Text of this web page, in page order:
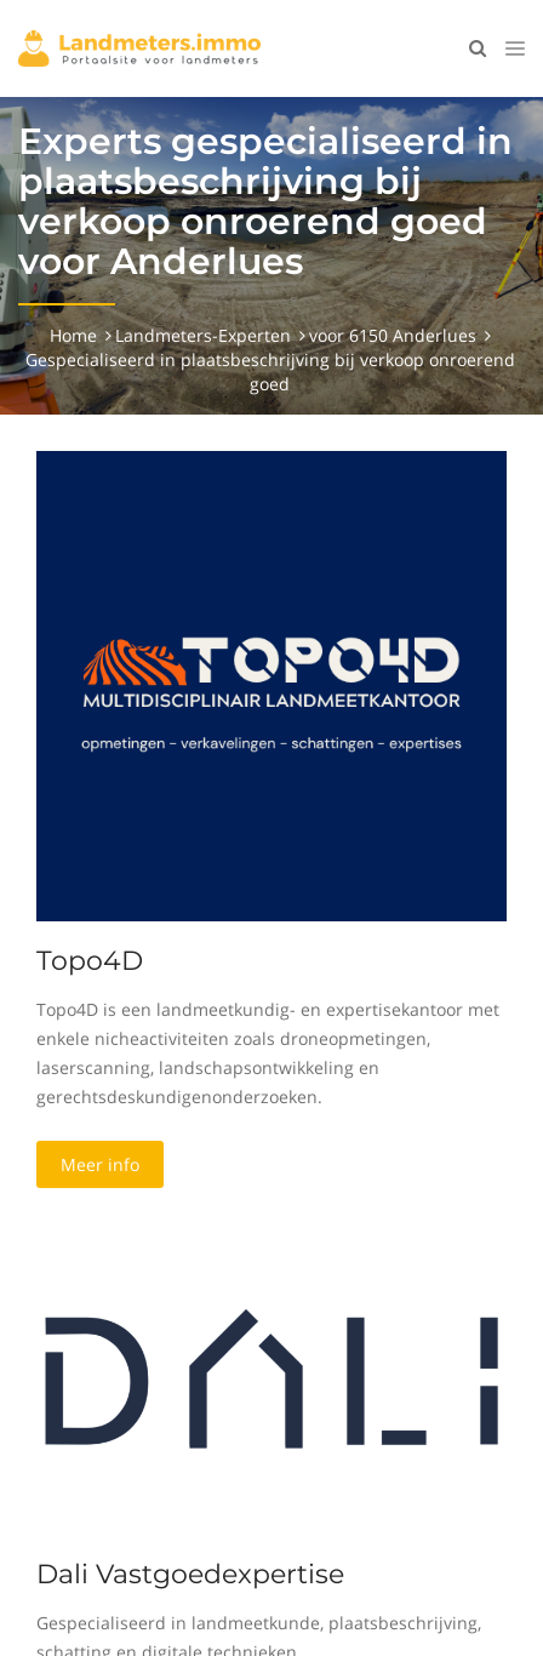
Experts gespecialiseerd in
plaatsbeschrijving bij
verkoop onroerend goed
voor Anderlues
Home Landmeters-Experten
voor 6150 Anderlues
Gespecialiseerd in plaatsbeschrijving bij verkoop onroerend
goed
Topo4D
Topo4D is een landmeetkundig- en expertisekantoor met
enkele nicheactiviteiten zoals droneopmetingen,
laserscanning, landschapsontwikkeling en
gerechtsdeskundigenonderzoeken.
Meer info
Dali Vastgoedexpertise
Gespecialiseerd in landmeetkunde, plaatsbeschrijving,